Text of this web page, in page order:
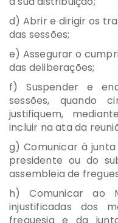
d) Abrir e dirigir os
das sessões;
e) Assegurar o
das deliberações;
f) Suspender e
sessões, quando
justifiquem,
incluir na ata da
g) Comunicar à
presidente ou do
assembleia de
h) Comunicar ao
injustificadas dos